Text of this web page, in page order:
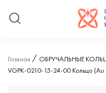
Главная
ОБРУЧАЛЬНЫЕ
VGPK-0210-15-24-00 Кольцо (Au